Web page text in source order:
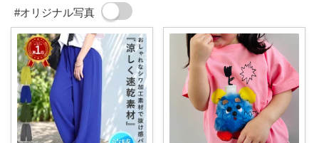
#オリジナル写真